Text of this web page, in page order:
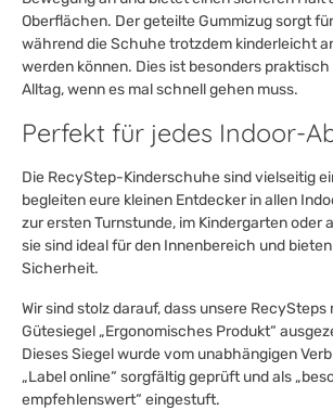
Oberflächen. Der geteilte Gummizug sorgt
während die Schuhe trotzdem kinderleicht
werden können. Dies ist besonders
Alltag, wenn es mal schnell gehen muss.
Perfekt für jedes Indoor-
Die RecyStep-Kinderschuhe sind vielseitig
begleiten eure kleinen Entdecker in allen
zur ersten Turnstunde, im Kindergarten oder
sie sind ideal für den Innenbereich und
Sicherheit.
Wir sind stolz darauf, dass unsere RecySteps
Gütesiegel „Ergonomisches Produkt“
Dieses Siegel wurde vom unabhängigen
„Label online“ sorgfältig geprüft und als
empfehlenswert“ eingestuft.